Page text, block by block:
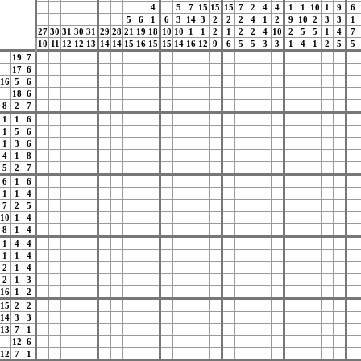
4
5 7 15 15 15 7 2 4 4 1 1 10 1 9 6
5
6 1 6 3 14 3 2 2 2 4 1 2 9 10 2 3 3 1
27 30 31 30 31 29 28 21 19 18 10 10 1 1 2 1 2 2 4 10 2 5 5 1 4 7
10 11 12 12 13 14 14 15 16 15 15 14 16 12 9 6 5 5 3 3 1 4 1 2 5 5
19 7
17 6
16 5
6
18 6
8 2
7
1 1
6
1 5
6
1 3
6
4 1
8
5 2
7
6 1
6
1 1
4
7 2
5
10 1
4
8 1
4
1 4
4
1 1
4
2 1
4
2 1
3
16 1
2
15 2
2
14 3
3
13 7
1
12 6
12 7
1